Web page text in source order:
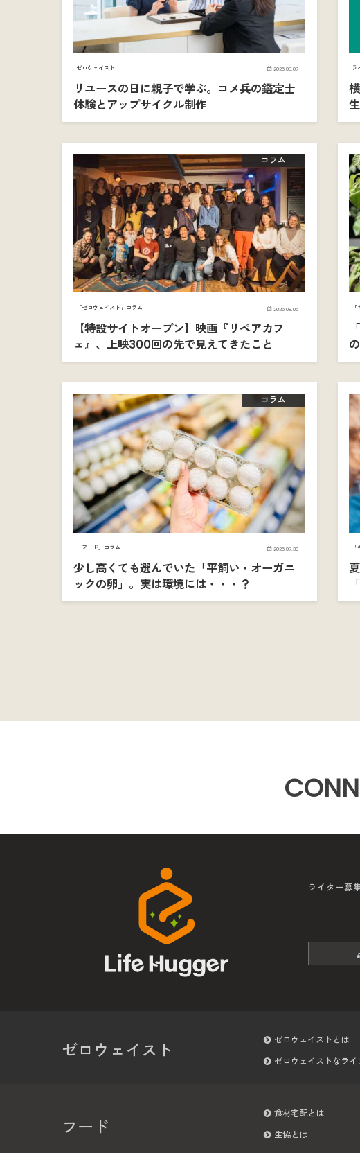
ゼロウェイスト 2026.08.07
リユースの日に親子で学ぶ。コメ兵の鑑定士
体験とアップサイクル制作
ラ
コラム
「ゼロウェイスト」コラム 2026.08.06
【特設サイトオープン】映画『リペアカフ
ェ』、上映300回の先で見えてきたこと
コラム
「フード」コラム 2026.07.30
少し高くても選んでいた「平飼い・オーガニ
ックの卵」。実は環境には・・・？
ライター募
ゼロウェイスト
ゼロウェイストとは
ゼロウェイストなラ
フード
食材宅配とは
生協とは